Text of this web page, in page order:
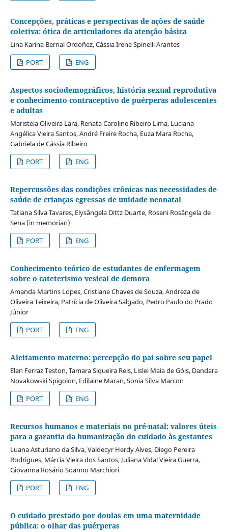
Concepções, práticas e perspectivas de ações de saúde
coletiva: ótica de articuladores da atenção básica
Lina Karina Bernal Ordoñez, Cássia Irene Spinelli Arantes
PORT
ENG
Aspectos sociodemográficos, história sexual reprodutiva
e conhecimento contraceptivo de puérperas adolescentes
e adultas
Maristela Oliveira Lara, Renata Caroline Ribeiro Lima, Luciana
Angélica Vieira Santos, André Freire Rocha, Euza Mara Rocha,
Gabriela de Cássia Ribeiro
PORT
ENG
Repercussões das condições crônicas nas necessidades de
saúde de crianças egressas de unidade neonatal
Tatiana Silva Tavares, Elysângela Dittz Duarte, Roseni Rosângela de
Sena (in memorian)
PORT
ENG
Conhecimento teórico de estudantes de enfermagem
sobre o cateterismo vesical de demora
Amanda Martins Lopes, Cristiane Chaves de Souza, Andreza de
Oliveira Teixeira, Patrícia de Oliveira Salgado, Pedro Paulo do Prado
Júnior
PORT
ENG
Aleitamento materno: percepção do pai sobre seu papel
Elen Ferraz Teston, Tamara Siqueira Reis, Lislei Maia de Góis, Dandara
Novakowski Spigolon, Edilaine Maran, Sonia Silva Marcon
PORT
ENG
Recursos humanos e materiais no pré-natal: valores úteis
para a garantia da humanização do cuidado às gestantes
Luana Asturiano da Silva, Valdecyr Herdy Alves, Diego Pereira
Rodrigues, Márcia Vieira dos Santos, Juliana Vidal Vieira Guerra,
Giovanna Rosário Soanno Marchiori
PORT
ENG
O cuidado prestado por doulas em uma maternidade
pública: o olhar das puérperas